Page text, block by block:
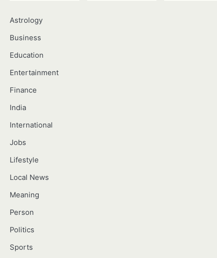
Astrology
Business
Education
Entertainment
Finance
India
International
Jobs
Lifestyle
Local News
Meaning
Person
Politics
Sports